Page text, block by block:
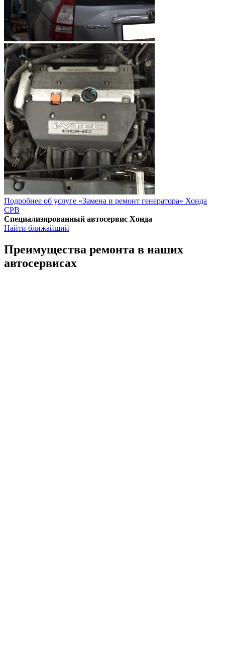
Подробнее об услуге «Замена и ремонт генератора» Хонда
СРВ
Специализированный автосервис Хонда
Найти ближайший
Преимущества ремонта в наших
автосервисах